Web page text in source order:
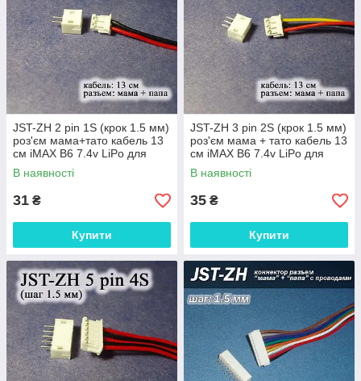
JST-ZH 2 pin 1S (крок 1.5 мм)
роз'єм мама+тато кабель 13
см iMAX B6 7.4v LiPo для
балансування
В наявності
31 ₴
Купити
JST-ZH 3 pin 2S (крок 1.5 мм)
роз'єм мама + тато кабель 13
см iMAX B6 7.4v LiPo для
балансування
В наявності
35 ₴
Купити